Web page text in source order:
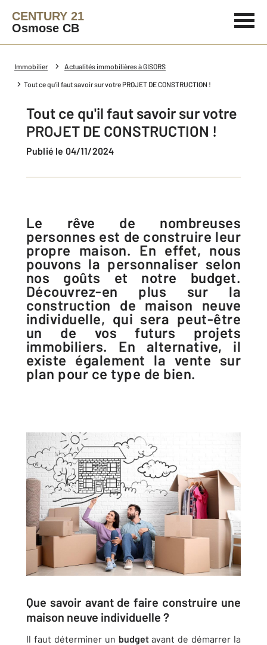
CENTURY 21
Osmose CB
Immobilier Actualités immobilières à GISORS
Tout ce qu'il faut savoir sur votre PROJET DE CONSTRUCTION !
Tout ce qu'il faut savoir sur votre
PROJET DE CONSTRUCTION !
Publié le 04/11/2024
Le rêve de nombreuses
personnes est de construire leur
propre maison. En effet, nous
pouvons la personnaliser selon
nos goûts et notre budget.
Découvrez-en plus sur la
construction de maison neuve
individuelle, qui sera peut-être
un de vos futurs projets
immobiliers. En alternative, il
existe également la vente sur
plan pour ce type de bien.
Que savoir avant de faire construire une
maison neuve individuelle ?
Il faut déterminer un budgetavant de démarrer la